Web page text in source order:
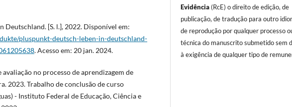
Deutschland. [S. l.], 2022. Disponível em:
pluspunkt-deutsch-leben-in-deutschland-
. Acesso em: 20 jan. 2024.
no processo de aprendizagem de
2023. Trabalho de conclusão de curso
- Instituto Federal de Educação, Ciência e
Evidência (RcE) o direito de edição, de
publicação, de tradução para outro
de reprodução por qualquer processo
técnica do manuscrito submetido sem
à exigência de qualquer tipo de